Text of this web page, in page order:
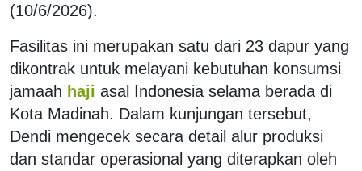
(10/6/2026).
Fasilitas ini merupakan satu dari 23 dapur yang
dikontrak untuk melayani kebutuhan konsumsi
jamaah haji asal Indonesia selama berada di
Kota Madinah. Dalam kunjungan tersebut,
Dendi mengecek secara detail alur produksi
dan standar operasional yang diterapkan oleh